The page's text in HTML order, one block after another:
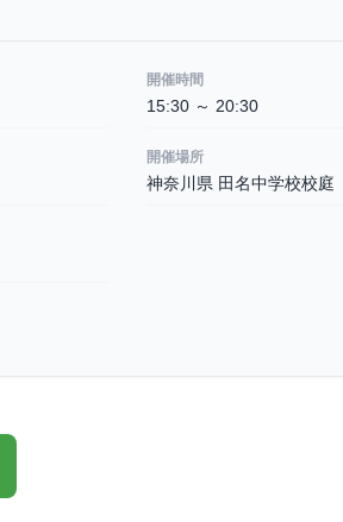
開催時間
15:30 ～ 20:30
開催場所
神奈川県 田名中学校校庭